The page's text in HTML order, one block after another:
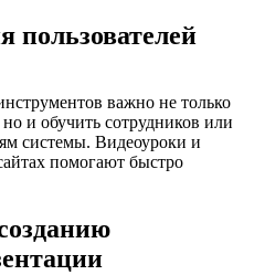
пользователей
важно не только
и обучить сотрудников или
системы. Видеоуроки и
помогают быстро